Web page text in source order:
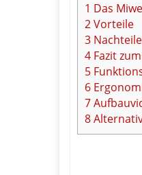
1 Das
2Vorteile
3 Nachteile
4 Fazit
5
6
7
8